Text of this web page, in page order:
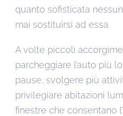
quanto sofisticata
mai sostituirsi ad essa.
A volte piccoli
parcheggiare l’auto più
pause, svolgere più
privilegiare abitazioni
finestre che consentano